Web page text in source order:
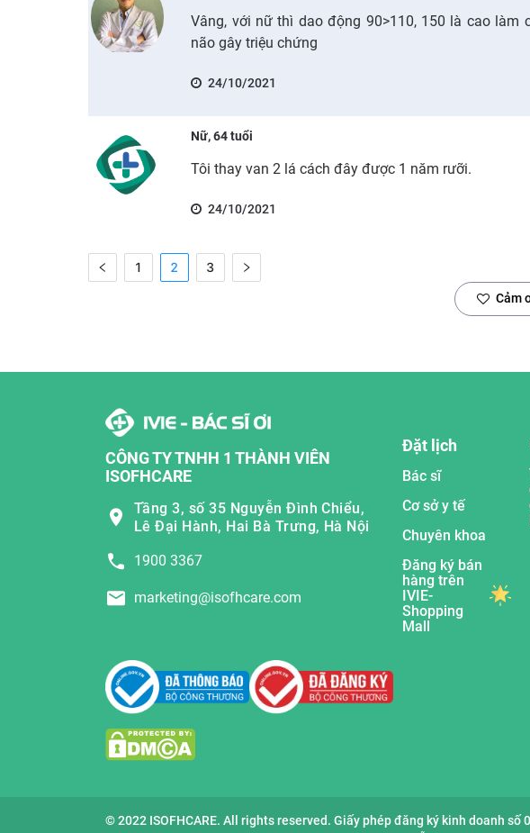
Vâng, với nữ thì dao động 90>110, 150 là cao làm
não gây triệu chứng
24/10/2021
Nữ, 64 tuổi
Tôi thay van 2 lá cách đây được 1 năm rưỡi.
24/10/2021
1 2 3
Cảm
CÔNG TY TNHH 1 THÀNH VIÊN
ISOFHCARE
Tầng 3, số 35 Nguyễn Đình Chiểu,
Lê Đại Hành, Hai Bà Trưng, Hà Nội
1900 3367
marketing@isofhcare.com
Đặt lịch
Bác sĩ
Cơ sở y tế
Chuyên khoa
Đăng ký bán
hàng trên
IVIE-
Shopping
Mall
© 2022 ISOFHCARE. All rights reserved. Giấy phép đăng ký kinh doanh